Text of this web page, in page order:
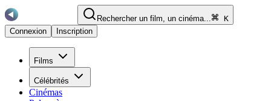
Rechercher un film, un cinéma...
K
Connexion
Inscription
Films
Célébrités
Cinémas